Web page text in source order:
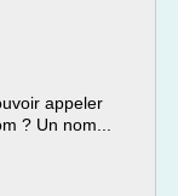
appeler
? Un nom...